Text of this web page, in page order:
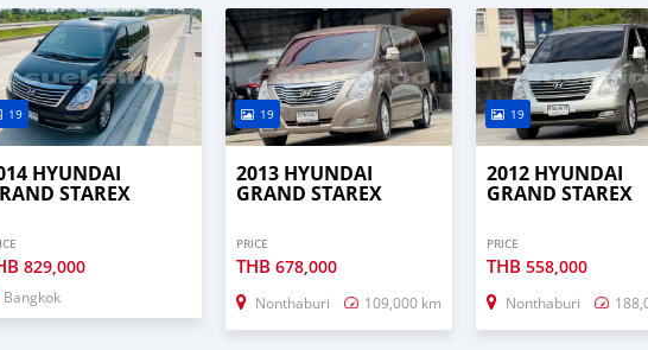
19
HYUNDAI
STAREX
829,000
Bangkok
19
2013 HYUNDAI
GRAND STAREX
PRICE
THB 678,000
Nonthaburi 109,000 km
19
2012 HYUNDAI
GRAND STAREX
PRICE
THB 558,000
Nonthaburi